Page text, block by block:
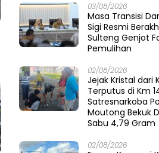
03/08/2026
Masa Transisi
Sigi Resmi
Sulteng Genjot
Pemulihan
02/08/2026
Jejak Kristal dari
Terputus di Km
Satresnarkoba
Moutong Bekuk
Sabu 4,79 Gram
02/08/2026